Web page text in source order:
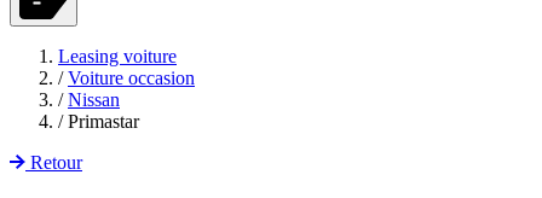
Leasing voiture
/ Voiture occasion
/ Nissan
/ Primastar
Retour